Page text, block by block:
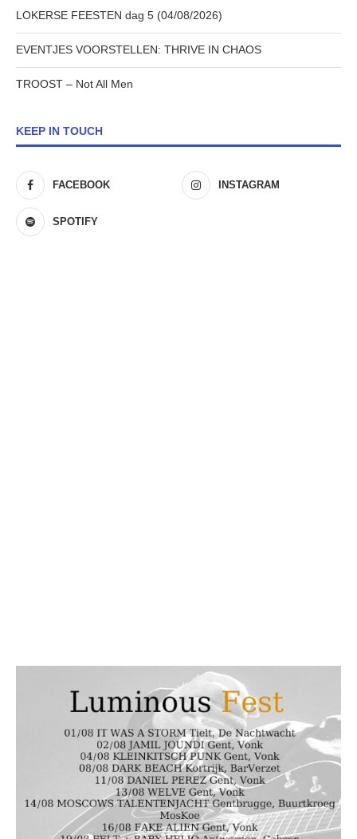
LOKERSE FEESTEN dag 5 (04/08/2026)
EVENTJES VOORSTELLEN: THRIVE IN CHAOS
TROOST – Not All Men
KEEP IN TOUCH
FACEBOOK INSTAGRAM
SPOTIFY